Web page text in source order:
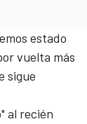
estado
vuelta más
sigue
al recién